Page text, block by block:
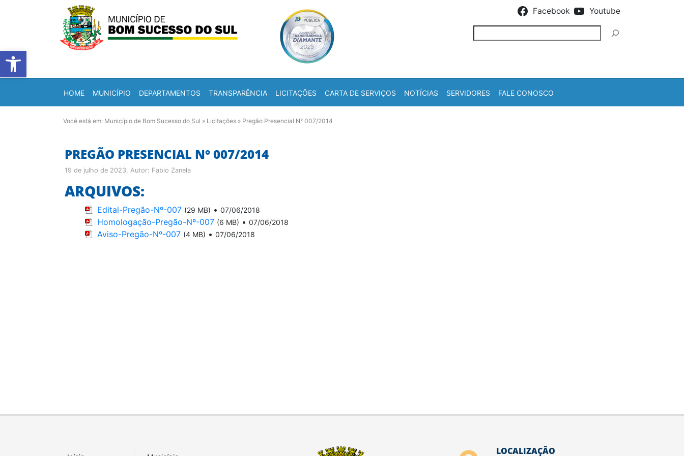
Barra de Ferramentas Aberta
Facebook Youtube
HOME MUNICÍPIO DEPARTAMENTOS TRANSPARÊNCIA LICITAÇÕES CARTA DE SERVIÇOS NOTÍCIAS SERVIDORES FALE CONOSCO
Você está em: Município de Bom Sucesso do Sul » Licitações » Pregão Presencial N° 007/2014
PREGÃO PRESENCIAL N° 007/2014
19 de julho de 2023. Autor: Fabio Zanela
ARQUIVOS:
Edital-Pregão-Nº-007 (29 MB) • 07/06/2018
Homologação-Pregão-Nº-007 (6 MB) • 07/06/2018
Aviso-Pregão-Nº-007 (4 MB) • 07/06/2018
LOCALIZAÇÃO